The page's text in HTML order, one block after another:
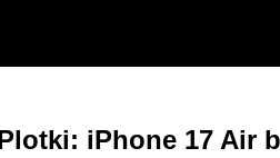
iPhone 17 Air